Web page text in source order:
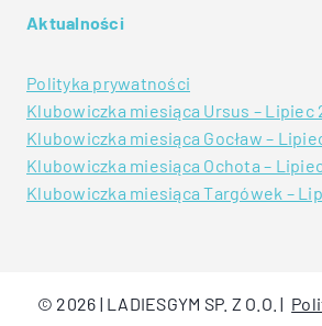
Aktualności
Polityka prywatności
Klubowiczka miesiąca Ursus – Lipiec
Klubowiczka miesiąca Gocław –
Klubowiczka miesiąca Ochota –
Klubowiczka miesiąca Targówek –
© 2026 | LADIESGYM SP. Z O.O. |